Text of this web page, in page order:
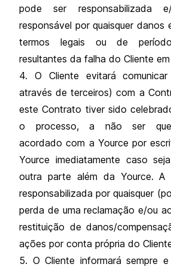
pode ser responsabilizada
responsável por quaisquer danos
termos legais ou de
resultantes da falha do Cliente
4. O Cliente evitará
através de terceiros) com a
este Contrato tiver sido
o processo, a não ser que
acordado com a Yource por
Yource imediatamente caso
outra parte além da Yource. A
responsabilizada por quaisquer
perda de uma reclamação e/ou
restituição de danos/
ações por conta própria do
5. O Cliente informará sempre